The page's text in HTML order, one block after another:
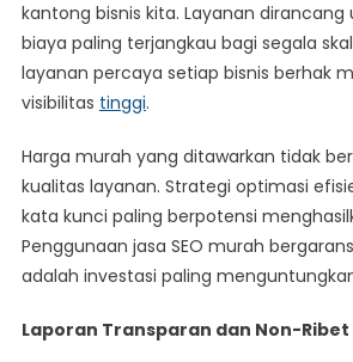
kantong bisnis kita. Layanan
biaya paling terjangkau bagi segala
layanan percaya setiap bisnis berhak
visibilitas tinggi.
Harga murah yang ditawarkan tidak
kualitas layanan. Strategi optimasi
kata kunci paling berpotensi
Penggunaan jasa SEO murah
adalah investasi paling
Laporan Transparan dan Non-Ribet